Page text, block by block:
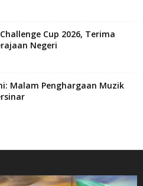
Cup 2026, Terima
Negeri
Malam Penghargaan Muzik